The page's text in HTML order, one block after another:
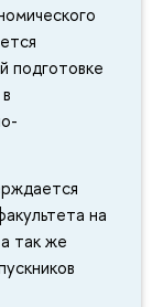
подготовке
на
так же